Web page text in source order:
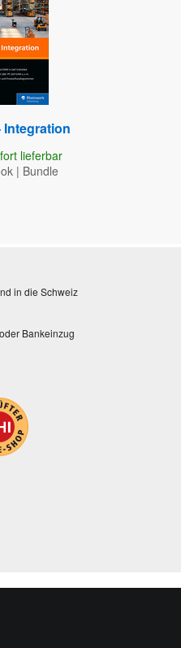
Integration
lieferbar
| Bundle
in die Schweiz
Bankeinzug